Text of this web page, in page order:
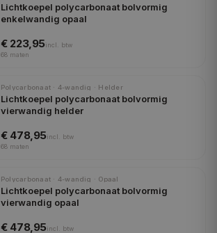
Lichtkoepel polycarbonaat bolvormig
enkelwandig opaal
€ 223,95incl.
btw
68 maten
Polycarbonaat · 4-wandig · Helder
Lichtkoepel polycarbonaat bolvormig
vierwandig helder
€ 478,95incl.
btw
68 maten
Polycarbonaat · 4-wandig · Opaal
Lichtkoepel polycarbonaat bolvormig
vierwandig opaal
€ 478,95incl.
btw